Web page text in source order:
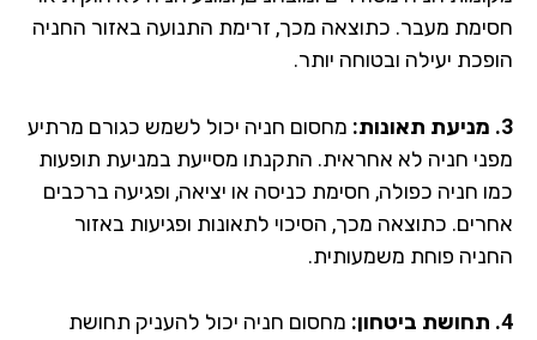
מעבר. כתוצאה מכך, זרימת התנועה באזור החניה
יעילה ובטוחה יותר.
מחסום חניה יכול לשמש כגורם מרתיע
חניה לא אחראית. התקנתו מסייעת במניעת תופעות
חניה כפולה, חסימת כניסה או יציאה, ופגיעה ברכבים
כתוצאה מכך, הסיכוי לתאונות ופגיעות באזור
פוחת משמעותית.
מחסום חניה יכול להעניק תחושת